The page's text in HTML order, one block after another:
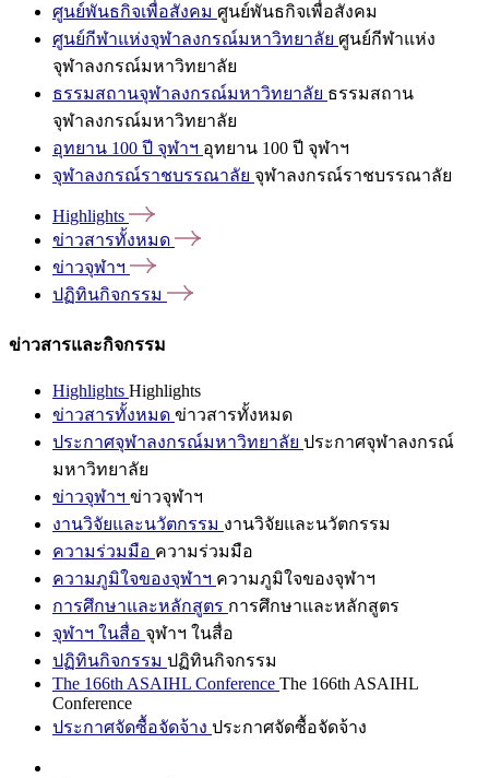
ศูนย์พันธกิจเพื่อสังคม ศูนย์พันธกิจเพื่อสังคม
ศูนย์กีฬาแห่งจุฬาลงกรณ์มหาวิทยาลัย ศูนย์กีฬาแห่ง
จุฬาลงกรณ์มหาวิทยาลัย
ธรรมสถานจุฬาลงกรณ์มหาวิทยาลัย ธรรมสถาน
จุฬาลงกรณ์มหาวิทยาลัย
อุทยาน 100 ปี จุฬาฯ อุทยาน 100 ปี จุฬาฯ
จุฬาลงกรณ์ราชบรรณาลัย จุฬาลงกรณ์ราชบรรณาลัย
Highlights
ข่าวสารทั้งหมด
ข่าวจุฬาฯ
ปฏิทินกิจกรรม
ข่าวสารและกิจกรรม
Highlights Highlights
ข่าวสารทั้งหมด ข่าวสารทั้งหมด
ประกาศจุฬาลงกรณ์มหาวิทยาลัย ประกาศจุฬาลงกรณ์
มหาวิทยาลัย
ข่าวจุฬาฯ ข่าวจุฬาฯ
งานวิจัยและนวัตกรรม งานวิจัยและนวัตกรรม
ความร่วมมือ ความร่วมมือ
ความภูมิใจของจุฬาฯ ความภูมิใจของจุฬาฯ
การศึกษาและหลักสูตร การศึกษาและหลักสูตร
จุฬาฯ ในสื่อ จุฬาฯ ในสื่อ
ปฏิทินกิจกรรม ปฏิทินกิจกรรม
The 166th ASAIHL Conference The 166th ASAIHL
Conference
ประกาศจัดซื้อจัดจ้าง ประกาศจัดซื้อจัดจ้าง